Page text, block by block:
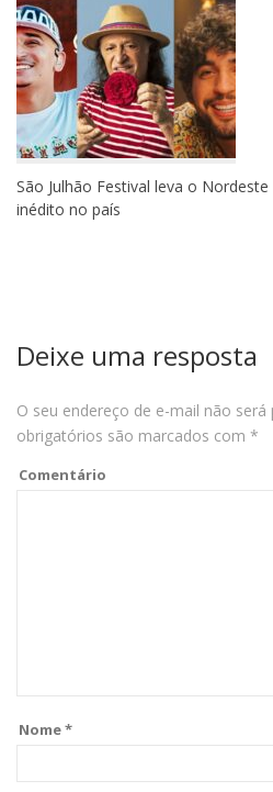
São Julhão Festival leva o
inédito no país
Deixe uma resposta
O seu endereço de e-mail não será
obrigatórios são marcados com *
Comentário
Nome*